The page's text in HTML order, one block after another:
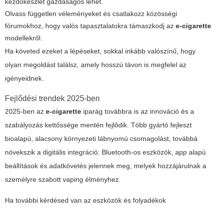
Olvass független véleményeket és csatlakozz közösségi
fórumokhoz, hogy valós tapasztalatokra támaszkodj az e-cigarette
modellekről.
Ha követed ezeket a lépéseket, sokkal inkább valószínű, hogy
olyan megoldást találsz, amely hosszú távon is megfelel az
igényeidnek.
Fejlődési trendek 2025-ben
2025-ben az e-cigarette iparág továbbra is az innováció és a
szabályozás kettőssége mentén fejlődik. Több gyártó fejleszt
bioalapú, alacsony környezeti lábnyomú csomagolást, továbbá
növekszik a digitális integráció: Bluetooth-os eszközök, app alapú
beállítások és adatkövetés jelennek meg, melyek hozzájárulnak a
személyre szabott vaping élményhez.
Ha további kérdésed van az eszközök és folyadékok